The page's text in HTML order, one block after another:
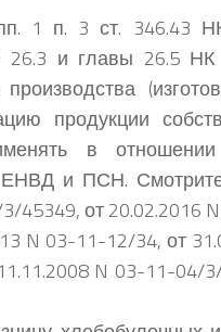
1 п. 3 ст. 346.43
26.3 и главы 26.5
продукции
в
ЕНВД и ПСН.
45349, от 20.02.2016
N 03-11-12/34, от
N 03-11-04/